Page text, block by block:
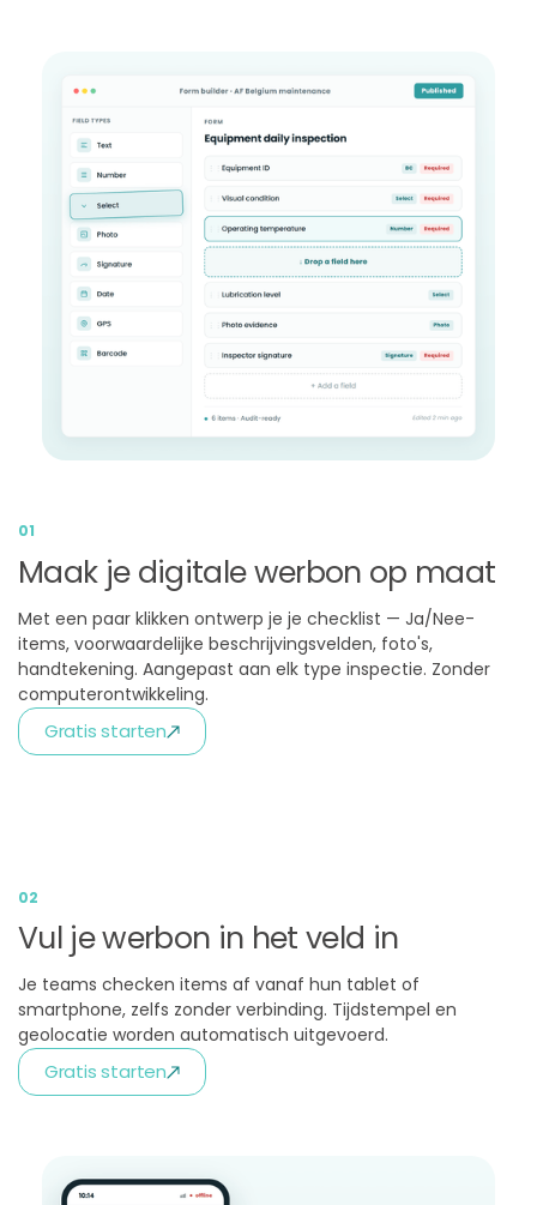
01
Maak je digitale werbon op maat
Met een paar klikken ontwerp je je checklist — Ja/Nee-
items, voorwaardelijke beschrijvingsvelden, foto's,
handtekening. Aangepast aan elk type inspectie. Zonder
computerontwikkeling.
Gratis starten
02
Vul je werbon in het veld in
Je teams checken items af vanaf hun tablet of
smartphone, zelfs zonder verbinding. Tijdstempel en
geolocatie worden automatisch uitgevoerd.
Gratis starten